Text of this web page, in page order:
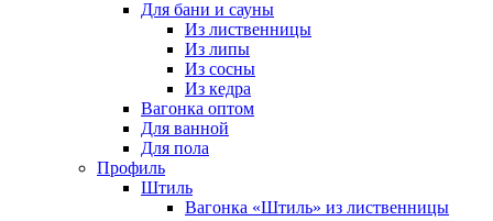
Для бани и сауны
Из лиственницы
Из липы
Из сосны
Из кедра
Вагонка оптом
Для ванной
Для пола
Профиль
Штиль
Вагонка «Штиль» из лиственницы